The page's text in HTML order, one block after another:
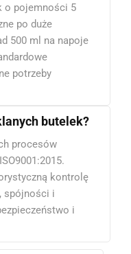
o pojemności 5
po duże
500 ml na napoje
potrzeby
butelek?
procesów
kontrolę
spójności i
i